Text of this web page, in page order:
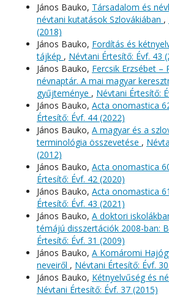
János Bauko, Társadalom és
névtani kutatások Szlovákiában ,
(2018)
János Bauko, Fordítás és
tájkép , Névtani Értesítő: Évf. 43
János Bauko, Fercsik Erzsébet –
névnaptár. A mai magyar
gyűjteménye , Névtani Értesítő:
János Bauko, Acta onomastica
Értesítő: Évf. 44 (2022)
János Bauko, A magyar és a
terminológia összevetése ,
(2012)
János Bauko, Acta onomastica
Értesítő: Évf. 42 (2020)
János Bauko, Acta onomastica
Értesítő: Évf. 43 (2021)
János Bauko, A doktori
témájú disszertációk 2008-ban:
Értesítő: Évf. 31 (2009)
János Bauko, A Komáromi
neveiről , Névtani Értesítő: Évf.
János Bauko, Kétnyelvűség és
Névtani Értesítő: Évf. 37 (2015)